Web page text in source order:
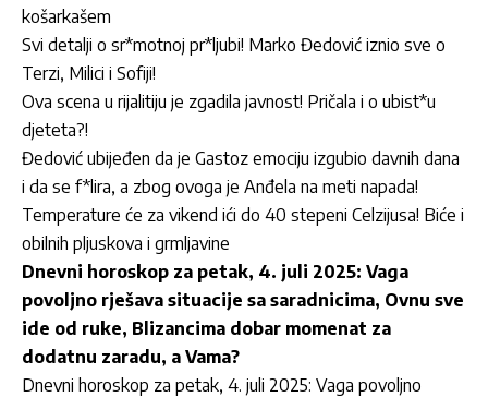
košarkašem
Svi detalji o sr*motnoj pr*ljubi! Marko Đedović iznio sve o
Terzi, Milici i Sofiji!
Ova scena u rijalitiju je zgadila javnost! Pričala i o ubist*u
djeteta?!
Đedović ubijeđen da je Gastoz emociju izgubio davnih dana
i da se f*lira, a zbog ovoga je Anđela na meti napada!
Temperature će za vikend ići do 40 stepeni Celzijusa! Biće i
obilnih pljuskova i grmljavine
Dnevni horoskop za petak, 4. juli 2025: Vaga
povoljno rješava situacije sa saradnicima, Ovnu sve
ide od ruke, Blizancima dobar momenat za
dodatnu zaradu, a Vama?
Dnevni horoskop za petak, 4. juli 2025: Vaga povoljno